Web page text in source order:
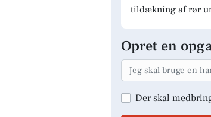
tildækning af rør
Opret en
Der skal